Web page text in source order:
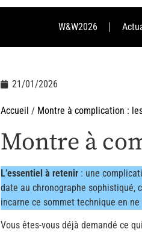
W&W2026
21/01/2026
Accueil / Montre à complication :
Montre à
L’essentiel à retenir : une
date au chronographe sophistiqué,
incarne ce sommet technique en
Vous êtes-vous déjà demandé ce